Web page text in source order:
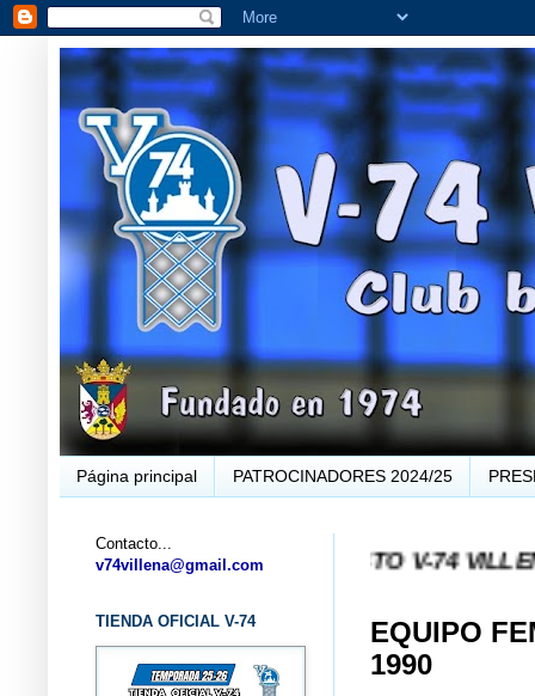
Página principal PATROCINADORES 2024/25
... CLUB BALONCESTO V-74 VILLENA
EQUIPO
1990
Contacto...
v74villena@gmail.com
TIENDA OFICIAL V-74